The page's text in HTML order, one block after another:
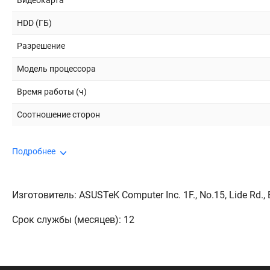
HDD (ГБ)
Разрешение
Модель процессора
Время работы (ч)
Соотношение сторон
Подробнее
Изготовитель: ASUSTeK Computer Inc. 1F., No.15, Lide
Срок службы (месяцев): 12